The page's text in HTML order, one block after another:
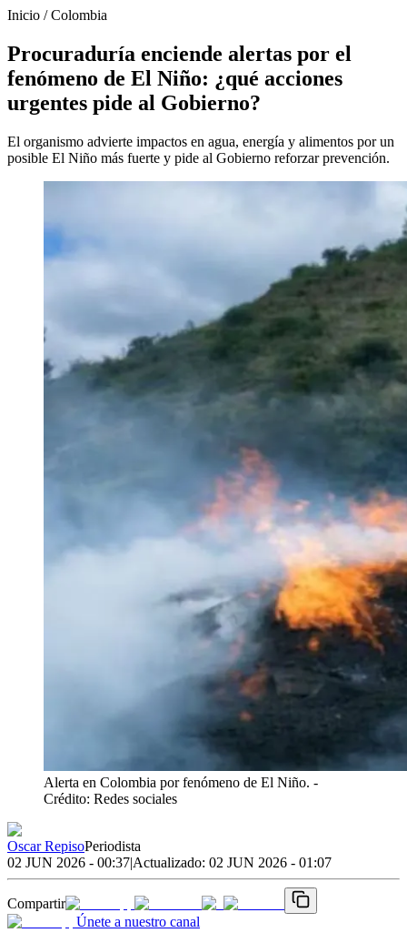
Inicio /Colombia
Procuraduría enciende alertas por el
fenómeno de El Niño: ¿qué acciones
urgentes pide al Gobierno?
El organismo advierte impactos en agua, energía y alimentos por un
posible El Niño más fuerte y pide al Gobierno reforzar prevención.
Alerta en Colombia por fenómeno de El Niño. -
Crédito: Redes sociales
Oscar RepisoPeriodista
02 JUN 2026 - 00:37|Actualizado: 02 JUN 2026 - 01:07
Compartir
Únete a nuestro canal